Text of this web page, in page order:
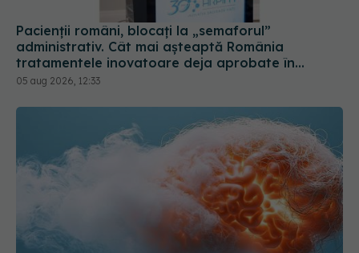
Ingredientul care ar putea crește riscul de AVC.
Cercetătorii au descoperit cum afectează creierul